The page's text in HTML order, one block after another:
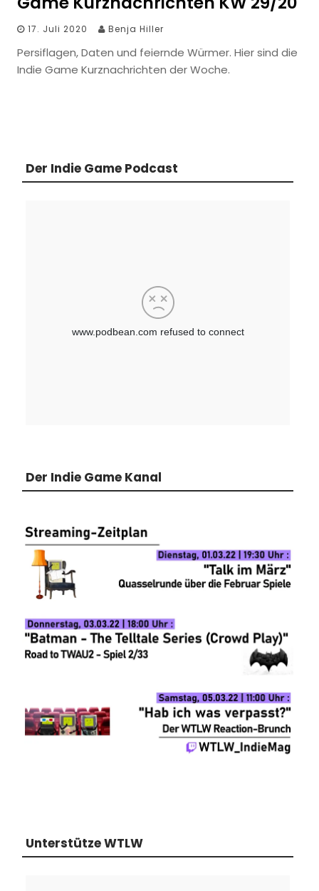
17. Juli 2020 Benja Hiller
Persiflagen, Daten und feiernde Würmer. Hier sind die
Indie Game Kurznachrichten der Woche.
Der Indie Game Podcast
Der Indie Game Kanal
Unterstütze WTLW